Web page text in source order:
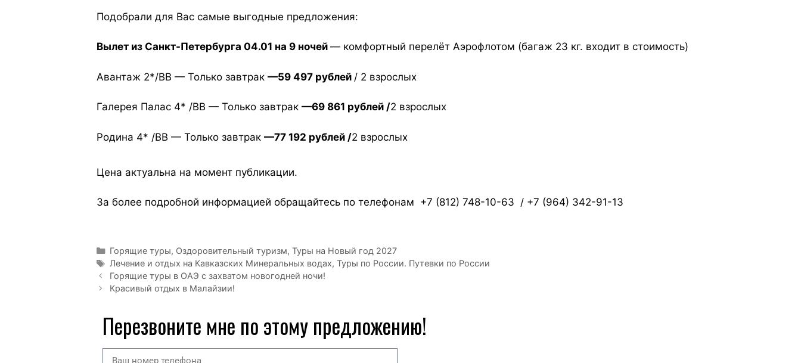
Подобрали для Вас самые выгодные предложения:
Вылет из Санкт-Петербурга 04.01 на 9 ночей — комфортный перелёт Аэрофлотом (багаж 23 кг. входит в стоимость)
Авантаж 2*/BB — Только завтрак —59 497 рублей / 2 взрослых
Галерея Палас 4* /BB — Только завтрак —69 861 рублей /2 взрослых
Родина 4* /BB — Только завтрак —77 192 рублей /2 взрослых
Цена актуальна на момент публикации.
За более подробной информацией обращайтесь по телефонам +7 (812) 748-10-63 / +7 (964) 342-91-13
Горящие туры, Оздоровительный туризм, Туры на Новый год 2027
Лечение и отдых на Кавказских Минеральных водах, Туры по России. Путевки по России
Горящие туры в ОАЭ с захватом новогодней ночи!
Красивый отдых в Малайзии!
Перезвоните мне по этому предложению!